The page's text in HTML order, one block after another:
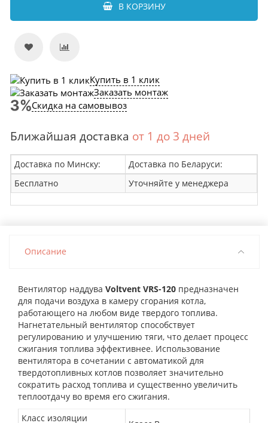
В КОРЗИНУ
Купить в 1 клик
Заказать монтаж
Скидка на самовывоз
Ближайшая доставка от 1 до 3 дней
Доставка по Минску:
Доставка по Беларуси:
Бесплатно
Уточняйте у менеджера
Описание
Вентилятор наддува Voltvent VRS-120 предназначен
для подачи воздуха в камеру сгорания котла,
работающего на любом виде твердого топлива.
Нагнетательный вентилятор способствует
регулированию и улучшению тяги, что делает процесс
сжигания топлива эффективнее. Использование
вентилятора в сочетании с автоматикой для
твердотопливных котлов позволяет значительно
сократить расход топлива и существенно увеличить
теплоотдачу во время его сжигания.
Класс изоляции